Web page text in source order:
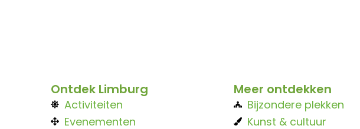
Ontdek Limburg
Activiteiten
Evenementen
Meer ontdekken
Bijzondere plekken
Kunst & cultuur